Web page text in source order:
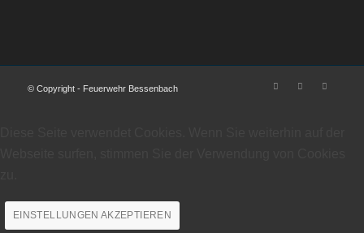
© Copyright - Feuerwehr Bessenbach
EINSTELLUNGEN AKZEPTIEREN